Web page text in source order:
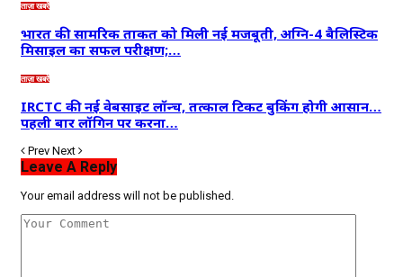
ताज़ा खबरें
भारत की सामरिक ताकत को मिली नई मजबूती, अग्नि-4 बैलिस्टिक
मिसाइल का सफल परीक्षण;…
ताज़ा खबरें
IRCTC की नई वेबसाइट लॉन्च, तत्काल टिकट बुकिंग होगी आसान…
पहली बार लॉगिन पर करना…
Prev Next
Leave A Reply
Your email address will not be published.